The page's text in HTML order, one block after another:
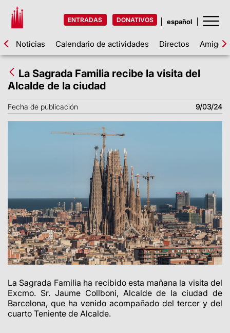
ENTRADAS DONATIVOS
Noticias Calendario de actividades Directos Amigos
La Sagrada Familia recibe la visita del
Alcalde de la ciudad
Fecha de publicación 9/03/24
La Sagrada Familia ha recibido esta mañana la visita del
Excmo. Sr. Jaume Collboni, Alcalde de la ciudad de
Barcelona, que ha venido acompañado del tercer y del
cuarto Teniente de Alcalde.